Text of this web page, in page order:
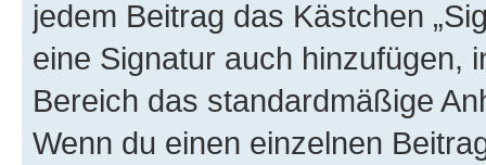
jedem Beitrag das Kästchen
eine Signatur auch hinzufügen,
Bereich das standardmäßige
Wenn du einen einzelnen